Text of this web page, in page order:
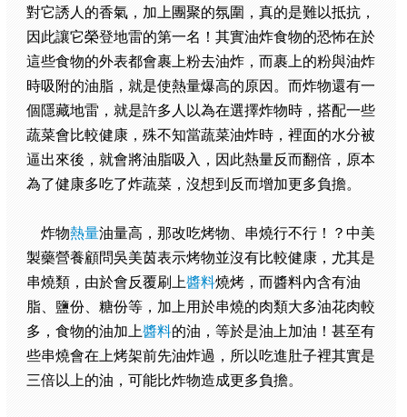
對它誘人的香氣，加上團聚的氛圍，真的是難以抵抗，
因此讓它榮登地雷的第一名！其實油炸食物的恐怖在於
這些食物的外表都會裹上粉去油炸，而裹上的粉與油炸
時吸附的油脂，就是使熱量爆高的原因。而炸物還有一
個隱藏地雷，就是許多人以為在選擇炸物時，搭配一些
蔬菜會比較健康，殊不知當蔬菜油炸時，裡面的水分被
逼出來後，就會將油脂吸入，因此熱量反而翻倍，原本
為了健康多吃了炸蔬菜，沒想到反而增加更多負擔。
炸物熱量油量高，那改吃烤物、串燒行不行！？中美
製藥營養顧問吳美茵表示烤物並沒有比較健康，尤其是
串燒類，由於會反覆刷上醬料燒烤，而醬料內含有油
脂、鹽份、糖份等，加上用於串燒的肉類大多油花肉較
多，食物的油加上醬料的油，等於是油上加油！甚至有
些串燒會在上烤架前先油炸過，所以吃進肚子裡其實是
三倍以上的油，可能比炸物造成更多負擔。